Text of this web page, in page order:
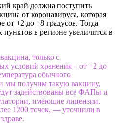
край должна поступить
от коронавируса, которая
от +2 до +8 градусов. Тогда
в регионе увеличится в
только с
условий хранения – от +2 до
обычного
мы получим такую вакцину,
задействованы все ФАПы и
имеющие лицензии.
1200 точек, — уточнили в